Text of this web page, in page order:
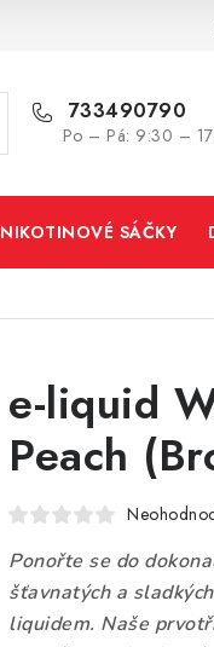
733490790
Po – Pá: 9:30 –
NIKOTINOVÉ SÁČKY
e-liquid
Peach
Ponořte se do
šťavnatých a
liquidem. Naše